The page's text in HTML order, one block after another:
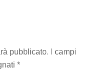
pubblicato.
I campi
*